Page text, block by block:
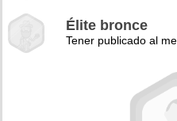
Élite bronce
Tener publicado al